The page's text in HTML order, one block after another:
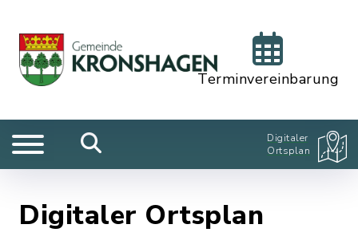
Terminvereinbarung
Digitaler
Ortsplan
Digitaler Ortsplan